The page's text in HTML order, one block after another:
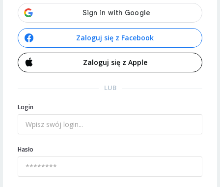
Zaloguj się z Facebook
Zaloguj się z Apple
LUB
Login
Hasło